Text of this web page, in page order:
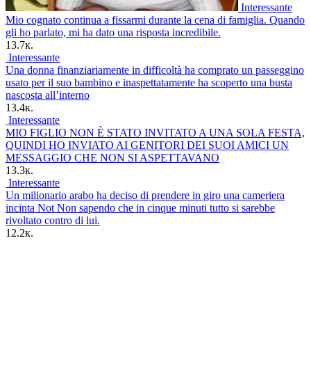
Interessante
Mio cognato continua a fissarmi durante la cena di famiglia. Quando
gli ho parlato, mi ha dato una risposta incredibile.
13.7к.
Interessante
Una donna finanziariamente in difficoltà ha comprato un passeggino
usato per il suo bambino e inaspettatamente ha scoperto una busta
nascosta all’interno
13.4к.
Interessante
MIO FIGLIO NON È STATO INVITATO A UNA SOLA FESTA,
QUINDI HO INVIATO AI GENITORI DEI SUOI AMICI UN
MESSAGGIO CHE NON SI ASPETTAVANO
13.3к.
Interessante
Un milionario arabo ha deciso di prendere in giro una cameriera
incinta Not Non sapendo che in cinque minuti tutto si sarebbe
rivoltato contro di lui.
12.2к.